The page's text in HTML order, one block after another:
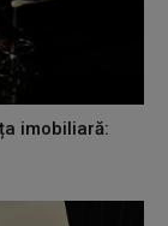
imobiliară: